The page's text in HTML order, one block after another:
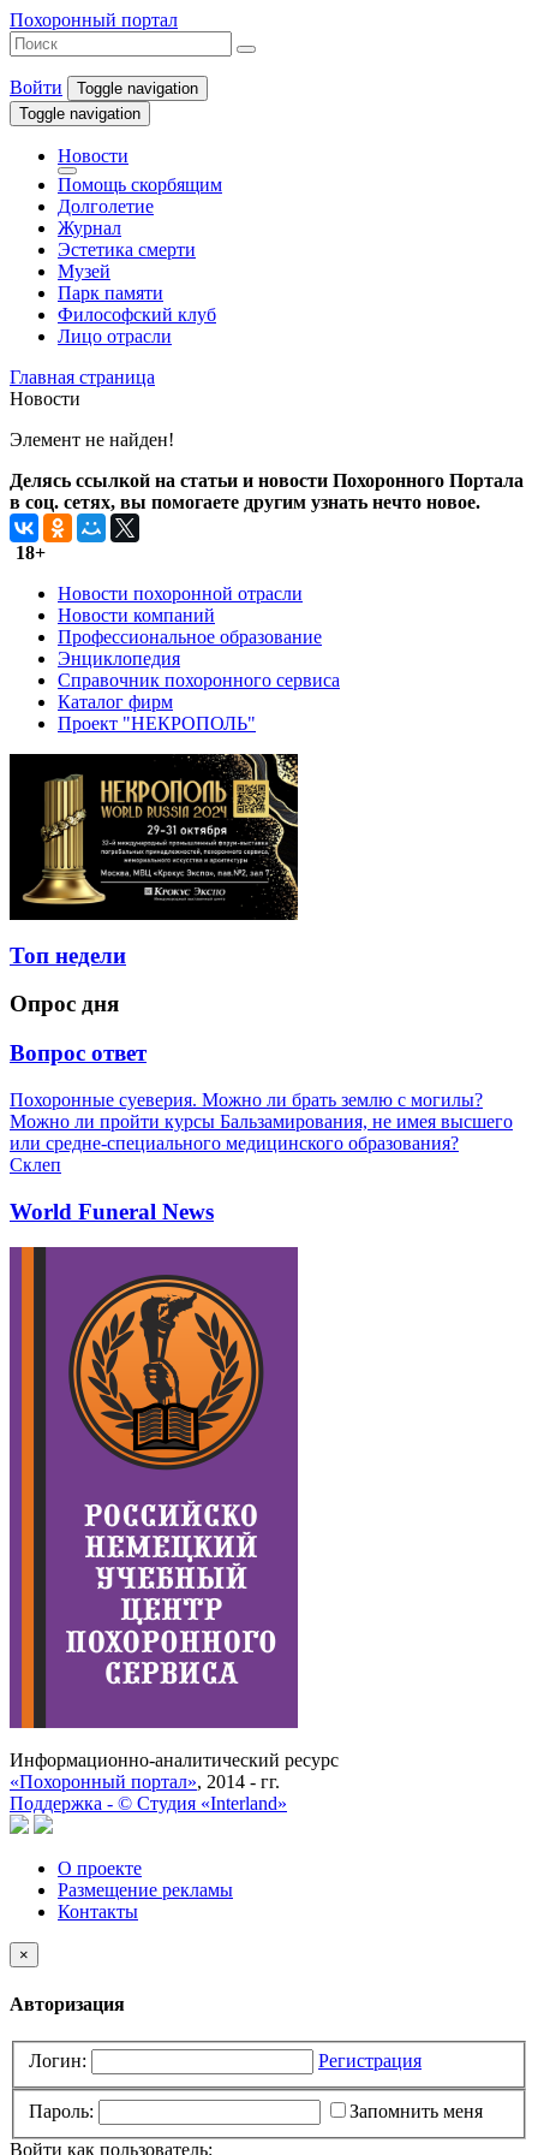
Похоронный портал
Войти
Toggle navigation
Toggle navigation
Новости
Помощь скорбящим
Долголетие
Журнал
Эстетика смерти
Музей
Парк памяти
Философский клуб
Лицо отрасли
Главная страница
Новости
Элемент не найден!
Делясь ссылкой на статьи и новости Похоронного Портала
в соц. сетях, вы помогаете другим узнать нечто новое.
18+
Новости похоронной отрасли
Новости компаний
Профессиональное образование
Энциклопедия
Справочник похоронного сервиса
Каталог фирм
Проект "НЕКРОПОЛЬ"
Топ недели
Опрос дня
Вопрос ответ
Похоронные суеверия. Можно ли брать землю с могилы?
Можно ли пройти курсы Бальзамирования, не имея высшего
или средне-специального медицинского образования?
Склеп
World Funeral News
Информационно-аналитический ресурс
«Похоронный портал», 2014 - гг.
Поддержка - © Cтудия «Interland»
О проекте
Размещение рекламы
Контакты
×
Авторизация
Логин: Регистрация
Пароль:
Запомнить меня
Войти как пользователь: